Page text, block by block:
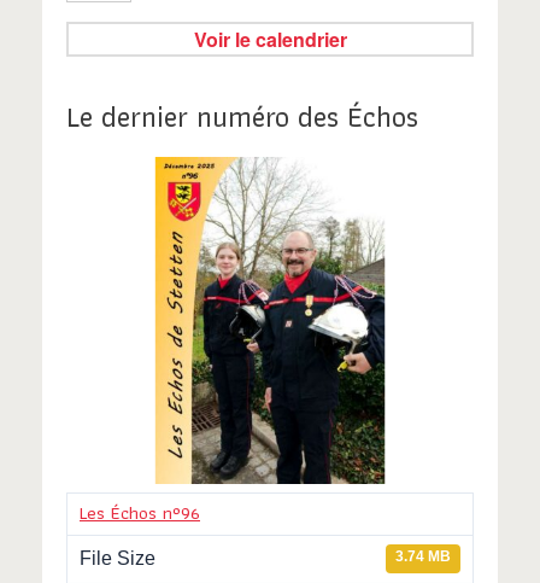
Voir le calendrier
Le dernier numéro des Échos
Les Échos n°96
File Size 3.74 MB